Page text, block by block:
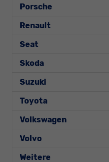
Porsche
Renault
Seat
Skoda
Suzuki
Toyota
Volkswagen
Volvo
Weitere